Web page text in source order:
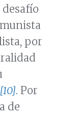
por
[10]. Por
de